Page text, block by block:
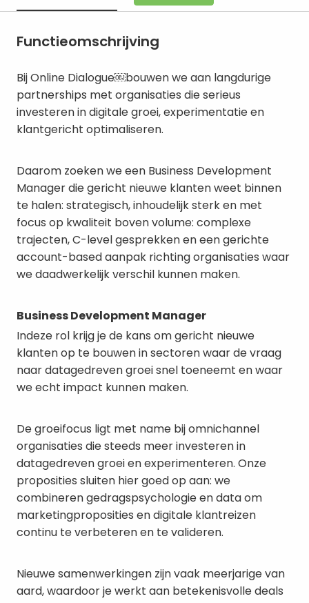
Functieomschrijving
Bij Online Dialogue￼bouwen we aan langdurige
partnerships met organisaties die serieus
investeren in digitale groei, experimentatie en
klantgericht optimaliseren.
Daarom zoeken we een Business Development
Manager die gericht nieuwe klanten weet binnen
te halen: strategisch, inhoudelijk sterk en met
focus op kwaliteit boven volume: complexe
trajecten, C-level gesprekken en een gerichte
account-based aanpak richting organisaties waar
we daadwerkelijk verschil kunnen maken.
Business Development Manager
Indeze rol krijg je de kans om gericht nieuwe
klanten op te bouwen in sectoren waar de vraag
naar datagedreven groei snel toeneemt en waar
we echt impact kunnen maken.
De groeifocus ligt met name bij omnichannel
organisaties die steeds meer investeren in
datagedreven groei en experimenteren. Onze
proposities sluiten hier goed op aan: we
combineren gedragspsychologie en data om
marketingproposities en digitale klantreizen
continu te verbeteren en te valideren.
Nieuwe samenwerkingen zijn vaak meerjarige van
aard, waardoor je werkt aan betekenisvolle deals